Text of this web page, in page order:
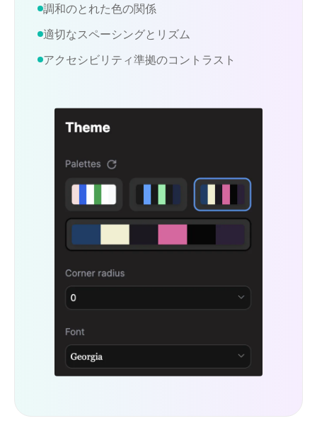
調和のとれた色の関係
適切なスペーシングとリズム
アクセシビリティ準拠のコントラスト